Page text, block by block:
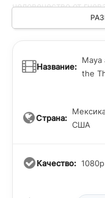
человечество от
с немалым
однако девушка
закончится эта
поворотов история...
Название:
Maya
the
Страна:
США
Качество: